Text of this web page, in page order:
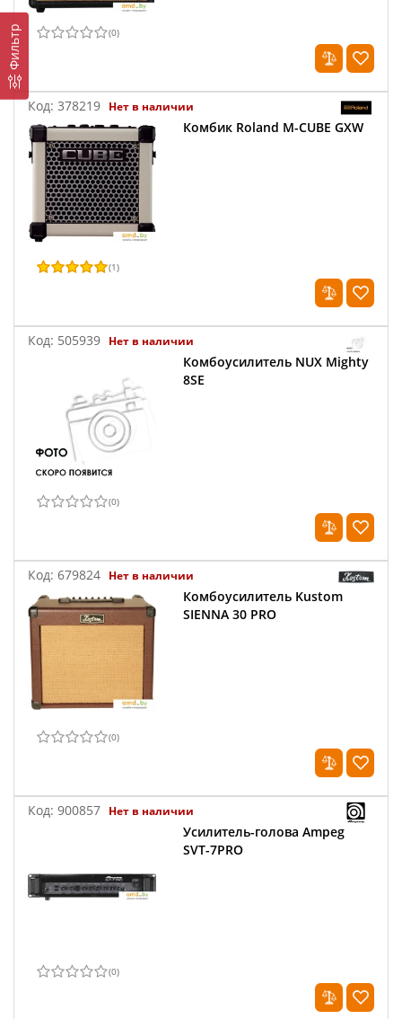
Фильтр (0)
Код: 378219 Нет в наличии
Комбик Roland M-CUBE GXW
(1)
Код: 505939 Нет в наличии
Комбоусилитель NUX Mighty
8SE
(0)
Код: 679824 Нет в наличии
Комбоусилитель Kustom
SIENNA 30 PRO
(0)
Код: 900857 Нет в наличии
Усилитель-голова Ampeg
SVT-7PRO
(0)